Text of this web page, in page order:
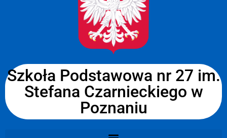
Szkoła Podstawowa nr 27 im.
Stefana Czarnieckiego w
Poznaniu